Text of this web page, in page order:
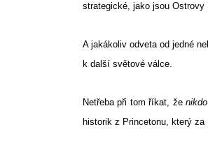
strategické, jako jsou Ostrovy
A jakákoliv odveta od jedné
k další světové válce.
Netřeba při tom říkat, že
historik z Princetonu, který